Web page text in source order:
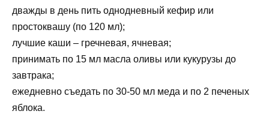
дважды в день пить однодневный кефир или
простоквашу (по 120 мл);
лучшие каши – гречневая, ячневая;
принимать по 15 мл масла оливы или кукурузы до
завтрака;
ежедневно съедать по 30-50 мл меда и по 2 печеных
яблока.